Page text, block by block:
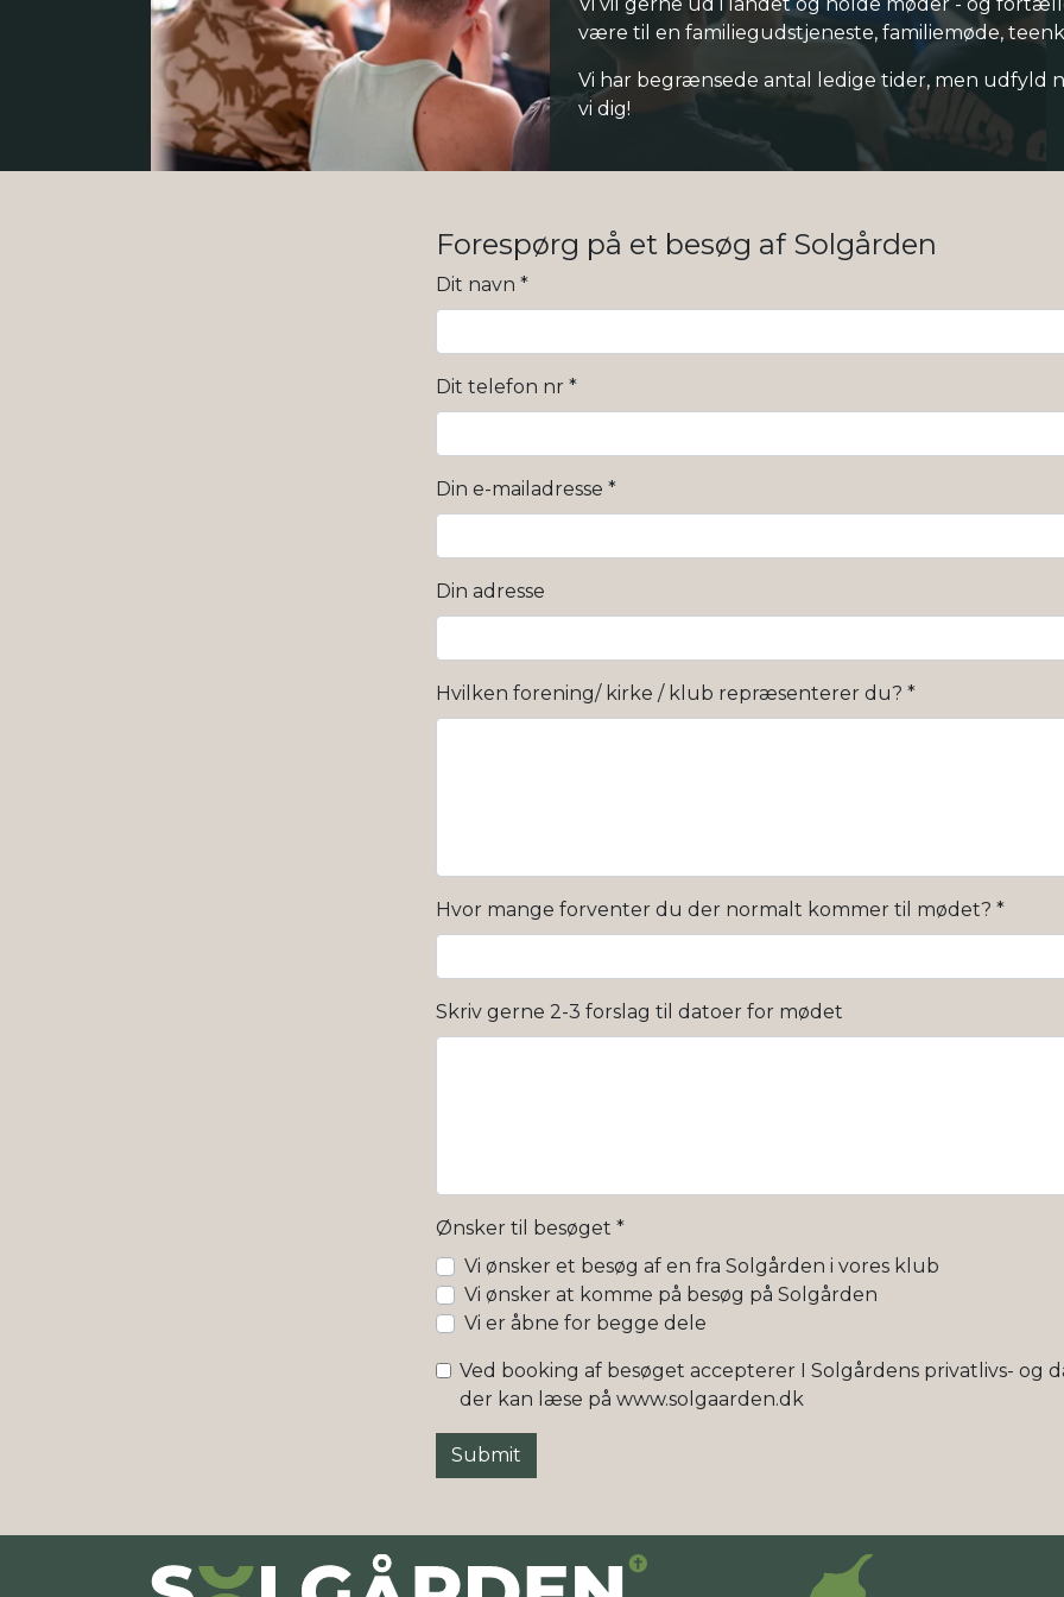
være til en familiegudstjeneste, familiemøde,
Vi har begrænsede antal ledige tider, men udfyld
vi dig!
Forespørg på et besøg af Solgården
Dit navn *
Dit telefon nr *
Din e-mailadresse *
Din adresse
Hvilken forening/ kirke / klub repræsenterer du? *
Hvor mange forventer du der normalt kommer til mødet? *
Skriv gerne 2-3 forslag til datoer for mødet
Ønsker til besøget *
Vi ønsker et besøg af en fra Solgården i vores klub
Vi ønsker at komme på besøg på Solgården
Vi er åbne for begge dele
Ved booking af besøget accepterer I Solgårdens privatlivs- og
der kan læse på www.solgaarden.dk